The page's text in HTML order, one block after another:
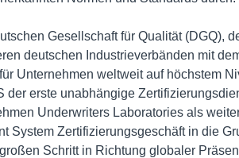
Gesellschaft für Qualität (DGQ),
deutschen Industrieverbänden mit
Unternehmen weltweit auf höchstem
der erste unabhängige
Underwriters Laboratories als
System Zertifizierungsgeschäft in die
Schritt in Richtung globaler